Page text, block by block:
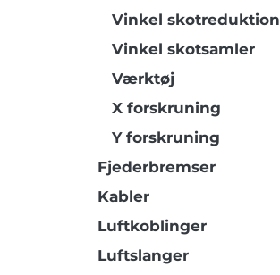
Vinkel skotreduktion
Vinkel skotsamler
Værktøj
X forskruning
Y forskruning
Fjederbremser
Kabler
Luftkoblinger
Luftslanger